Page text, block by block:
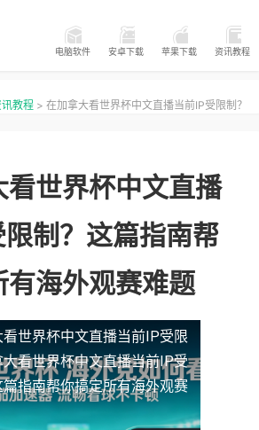
电脑软件 安卓下载 苹果下载 资讯教程
教程 > 在加拿大看世界杯中文直播当前IP受限制？
看世界杯中文直播
限制？这篇指南帮
有海外观赛难题
世界杯中文直播当前IP受限
大看世界杯中文直播当前IP受
指南帮你搞定所有海外观赛